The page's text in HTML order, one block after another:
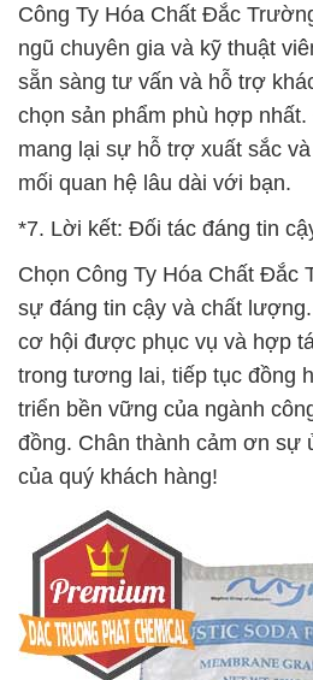
Công Ty Hóa Chất Đắc
ngũ chuyên gia và kỹ thuật
sẵn sàng tư vấn và hỗ trợ
chọn sản phẩm phù hợp
mang lại sự hỗ trợ xuất sắc
mối quan hệ lâu dài với bạn.
*7. Lời kết: Đối tác đáng tin
Chọn Công Ty Hóa Chất Đắc
sự đáng tin cậy và chất
cơ hội được phục vụ và hợp
trong tương lai, tiếp tục đồng
triển bền vững của ngành
đồng. Chân thành cảm ơn sự
của quý khách hàng!